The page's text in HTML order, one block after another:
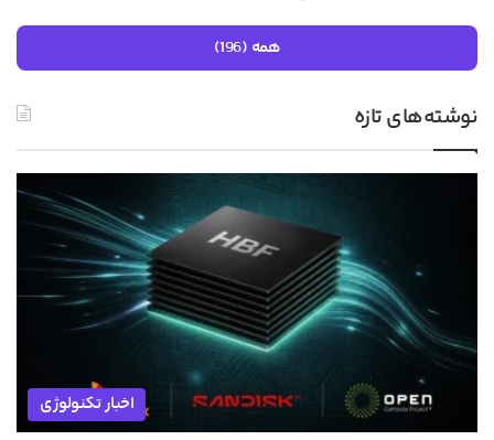
همه (196)
نوشته‌های تازه
اخبار تکنولوژی